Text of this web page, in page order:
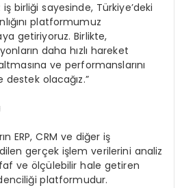
iş birliği sayesinde, Türkiye’deki
platformumuz
getiriyoruz. Birlikte,
daha hızlı hareket
ve performanslarını
olacağız.”
ERP, CRM ve diğer iş
gerçek işlem verilerini analiz
ve ölçülebilir hale getiren
platformudur.